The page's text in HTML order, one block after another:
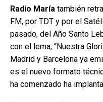
Radio María también
FM, por TDT y por el
pasado, del Año Santo
con el lema, “Nuestra
Madrid y Barcelona ya
es el nuevo formato
ha comenzado ha